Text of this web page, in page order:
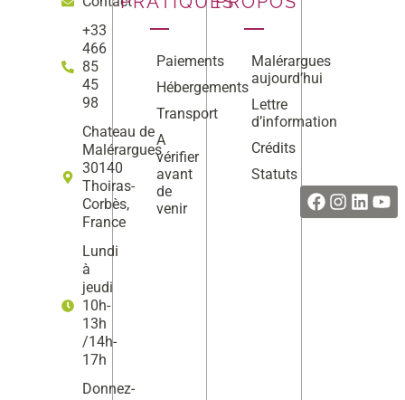
+33
466
85
45
98
Chateau de
Malérargues
30140
Thoiras-
Corbès,
France
Lundi
à
jeudi
10h-
13h
/14h-
17h
Donnez-
Paiements
Hébergements
Transport
A
vérifier
avant
de
venir
Malérargues
aujourd’hui
Lettre
d’information
Crédits
Statuts